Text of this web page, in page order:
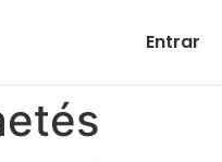
Entrar